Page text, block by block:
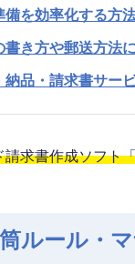
備を効率化する方
き方や郵送方法
納品・請求書サー
請求書作成ソフト
ルール・